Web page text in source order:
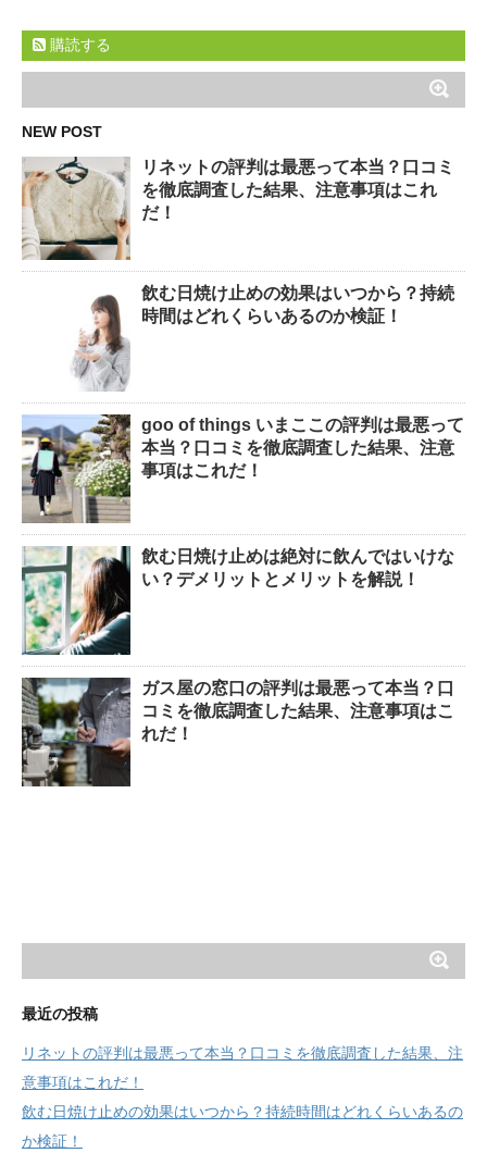
購読する
NEW POST
リネットの評判は最悪って本当？口コミ
を徹底調査した結果、注意事項はこれ
だ！
飲む日焼け止めの効果はいつから？持続
時間はどれくらいあるのか検証！
goo of things いまここの評判は最悪って
本当？口コミを徹底調査した結果、注意
事項はこれだ！
飲む日焼け止めは絶対に飲んではいけな
い？デメリットとメリットを解説！
ガス屋の窓口の評判は最悪って本当？口
コミを徹底調査した結果、注意事項はこ
れだ！
最近の投稿
リネットの評判は最悪って本当？口コミを徹底調査した結果、注
意事項はこれだ！
飲む日焼け止めの効果はいつから？持続時間はどれくらいあるの
か検証！